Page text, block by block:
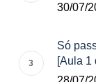
30/07/
Só
[Aula 1